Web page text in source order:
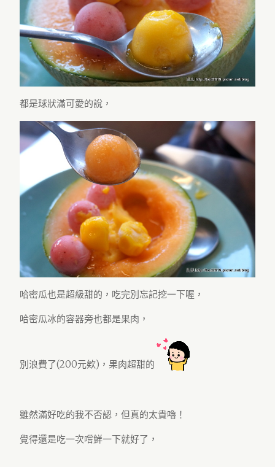
都是球狀滿可愛的說，
哈密瓜也是超級甜的，吃完別忘記挖一下喔，
哈密瓜冰的容器旁也都是果肉，
別浪費了(200元欸)，果肉超甜的
雖然滿好吃的我不否認，但真的太貴嚕！
覺得還是吃一次嚐鮮一下就好了，